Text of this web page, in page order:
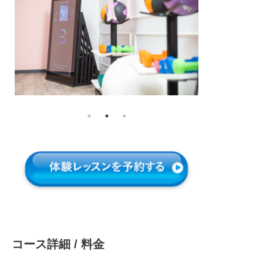
コース詳細 / 料金